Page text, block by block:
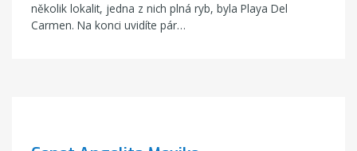
několik lokalit, jedna z nich plná ryb, byla Playa Del
Carmen. Na konci uvidíte pár…